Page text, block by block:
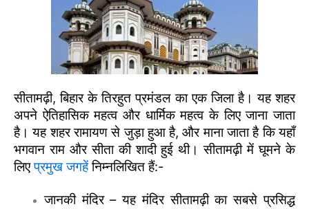
सीतामढ़ी, बिहार के तिरहुत प्रमंडल का एक जिला है। यह शहर
अपने ऐतिहासिक महत्व और धार्मिक महत्व के लिए जाना जाता
है। यह शहर रामायण से जुड़ा हुआ है, और माना जाता है कि यहाँ
भगवान राम और सीता की शादी हुई थी। सीतामढ़ी में घूमने के
लिएप्रमुख जगहेंनिम्नलिखित हैं:-
जानकी मंदिर – यह मंदिर सीतामढ़ी का सबसे प्रसिद्ध